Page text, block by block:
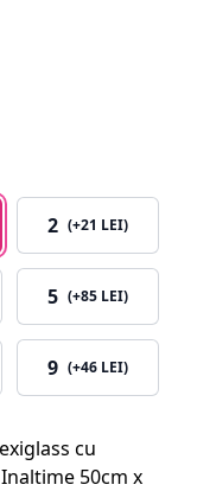
2 (+21 LEI)
5 (+85 LEI)
9 (+46 LEI)
cu
50cm x